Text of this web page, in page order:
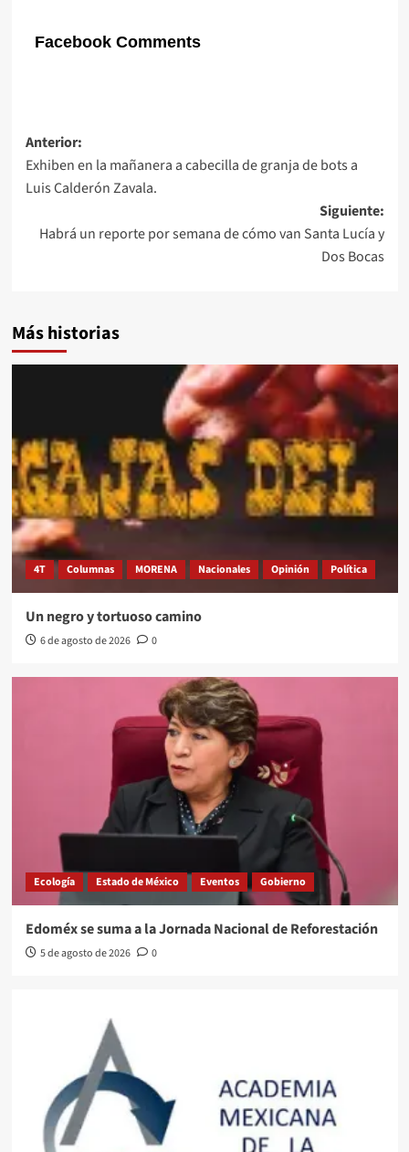
Facebook Comments
Navegación
de
entradas
Anterior:
Exhiben en la mañanera a cabecilla de granja de bots a
Luis Calderón Zavala.
Siguiente:
Habrá un reporte por semana de cómo van Santa Lucía y
Dos Bocas
Más historias
4T Columnas MORENA Nacionales Opinión Política
Un negro y tortuoso camino
6 de agosto de 2026 0
Ecología Estado de México Eventos Gobierno
Edoméx se suma a la Jornada Nacional de Reforestación
5 de agosto de 2026 0